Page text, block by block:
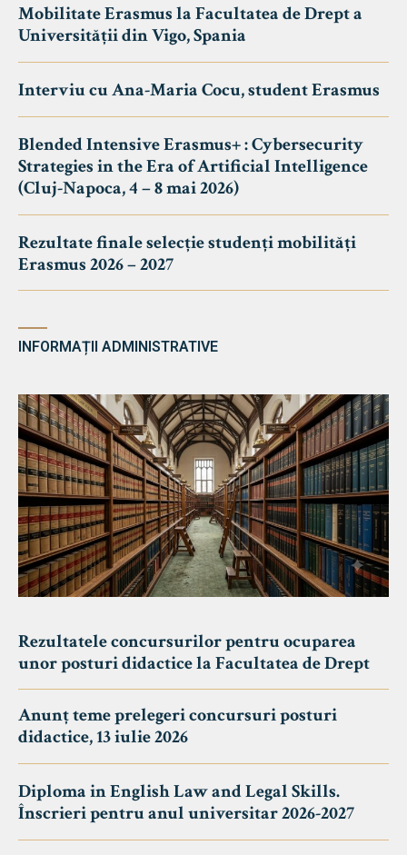
Mobilitate Erasmus la Facultatea de Drept a
Universității din Vigo, Spania
Interviu cu Ana-Maria Cocu, student Erasmus
Blended Intensive Erasmus+ : Cybersecurity
Strategies in the Era of Artificial Intelligence
(Cluj-Napoca, 4 – 8 mai 2026)
Rezultate finale selecție studenți mobilități
Erasmus 2026 – 2027
INFORMAȚII ADMINISTRATIVE
Rezultatele concursurilor pentru ocuparea
unor posturi didactice la Facultatea de Drept
Anunț teme prelegeri concursuri posturi
didactice, 13 iulie 2026
Diploma in English Law and Legal Skills.
Înscrieri pentru anul universitar 2026-2027